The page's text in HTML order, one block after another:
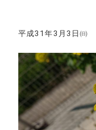
平成31年3月3日㈰